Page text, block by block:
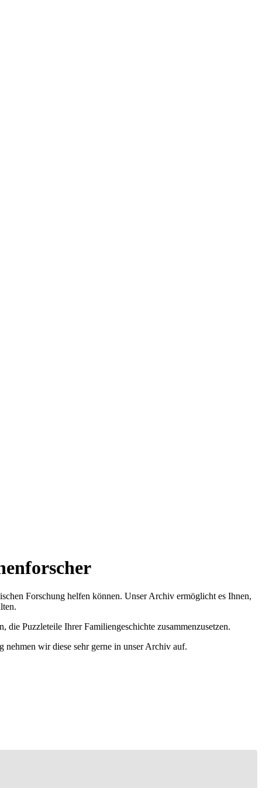
Forschung helfen können. Unser Archiv ermöglicht es Ihnen,
Puzzleteile Ihrer Familiengeschichte zusammenzusetzen.
nehmen wir diese sehr gerne in unser Archiv auf.